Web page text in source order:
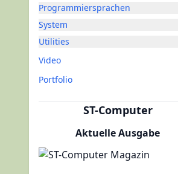
Programmiersprachen
System
Utilities
Video
Portfolio
ST-Computer
Aktuelle Ausgabe